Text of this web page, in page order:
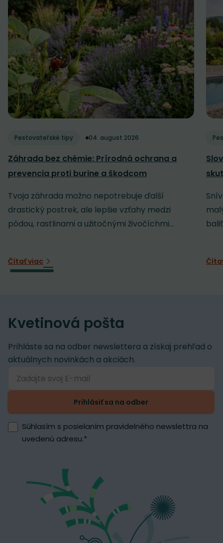
Pestovateľské tipy 04. august 2026
Záhrada bez chémie: Prírodná ochrana a
prevencia proti burine a škodcom
Tvoja záhrada možno nepotrebuje ďalší
drastický postrek, ale lepšie vzťahy medzi
pôdou, rastlinami a užitočnými živočíchmi...
Čítať viac
Kvetinová pošta
Prihláste sa na odber newslettera a získaj prehľad o
aktuálnych novinkách a akciách.
Prihlásiť sa na odber
Súhlasím s posielaním pravidelného newslettra na
uvedenú adresu.*